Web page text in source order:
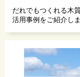
だれでもつくれる木
活用事例をご紹介し